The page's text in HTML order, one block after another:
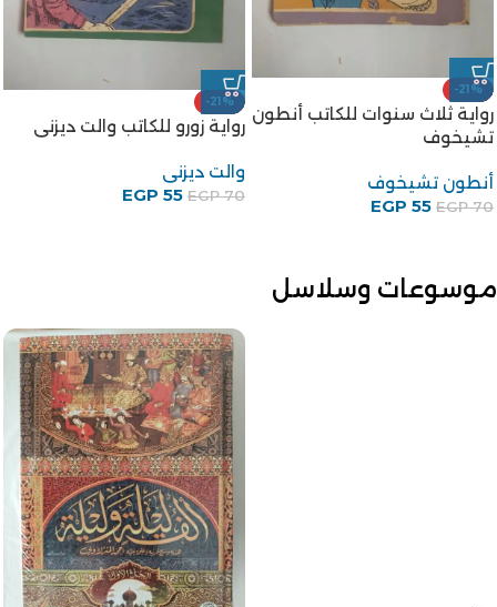
-21%
رواية ثلاث سنوات للكاتب أنطون
تشيخوف
أنطون تشيخوف
EGP70
EGP 55
-21%
رواية زورو للكاتب والت ديزنى
والت ديزنى
EGP70
EGP 55
موسوعات وسلاسل